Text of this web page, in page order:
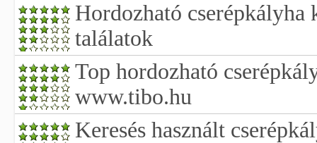
Hordozható cserépkályha
találatok
Top hordozható
www.tibo.hu
Keresés használt